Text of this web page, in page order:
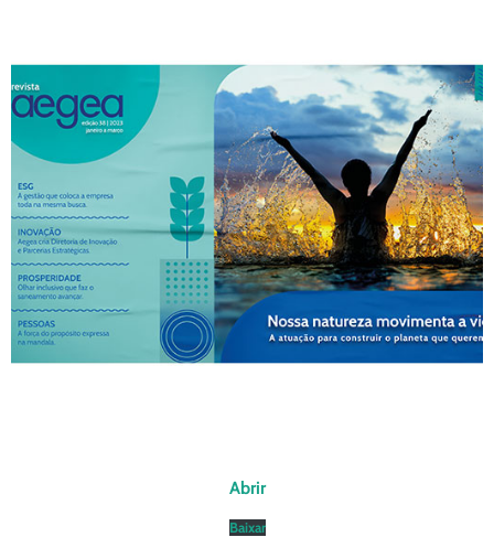
Abrir
Baixar